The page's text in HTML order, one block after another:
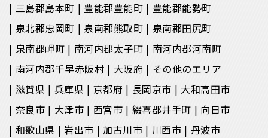
三島郡島本町
豊能郡豊能町
豊能郡能勢町
泉北郡忠岡町
泉南郡熊取町
泉南郡田尻町
泉南郡岬町
南河内郡太子町
南河内郡河南町
南河内郡千早赤阪村
大阪府
その他のエリア
滋賀県
兵庫県 京都府 長岡京市
大和高田市
奈良市
大津市 西宮市 綴喜郡井手町
向日市
和歌山県
岩出市 加古川市 川西市
丹波市